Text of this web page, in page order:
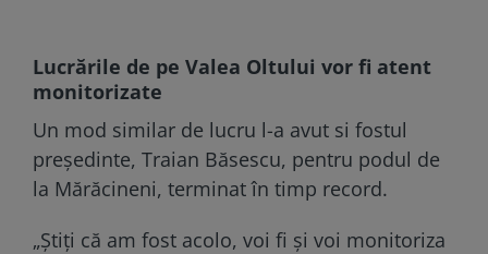
Lucrările de pe Valea Oltului vor fi atent
monitorizate
Un mod similar de lucru l-a avut si fostul
președinte, Traian Băsescu, pentru podul de
la Mărăcineni, terminat în timp record.
„Știţi că am fost acolo, voi fi şi voi monitoriza